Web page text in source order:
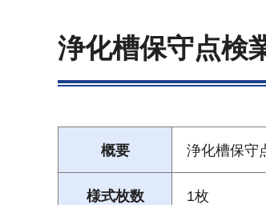
浄化槽保守点検
概要 浄化槽保守
様式枚数 1枚